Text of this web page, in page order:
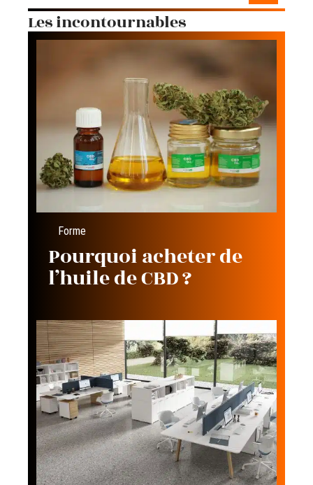
Les incontournables
Forme
Pourquoi acheter de
l’huile de CBD ?